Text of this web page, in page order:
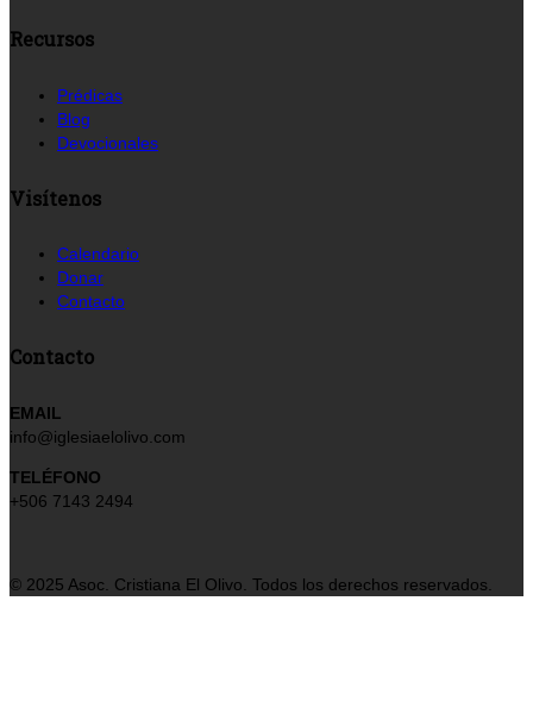
Recursos
Prédicas
Blog
Devocionales
Visítenos
Calendario
Donar
Contacto
Contacto
EMAIL
info@iglesiaelolivo.com
TELÉFONO
+506 7143 2494
© 2025 Asoc. Cristiana El Olivo. Todos los derechos reservados.